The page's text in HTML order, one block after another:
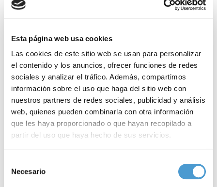
Esta página web usa cookies
Las cookies de este sitio web se usan para personalizar
el contenido y los anuncios, ofrecer funciones de redes
sociales y analizar el tráfico. Además, compartimos
información sobre el uso que haga del sitio web con
nuestros partners de redes sociales, publicidad y análisis
web, quienes pueden combinarla con otra información
que les haya proporcionado o que hayan recopilado a
partir del uso que haya hecho de sus servicios.
de cookies
Necesario